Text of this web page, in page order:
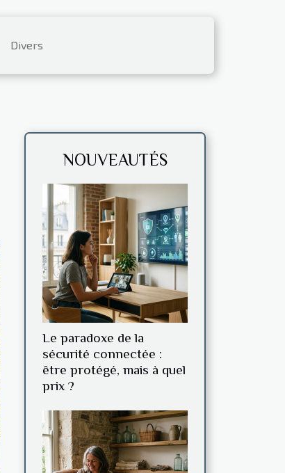
Divers
NOUVEAUTÉS
Le paradoxe de la
sécurité connectée :
être protégé, mais à quel
prix ?